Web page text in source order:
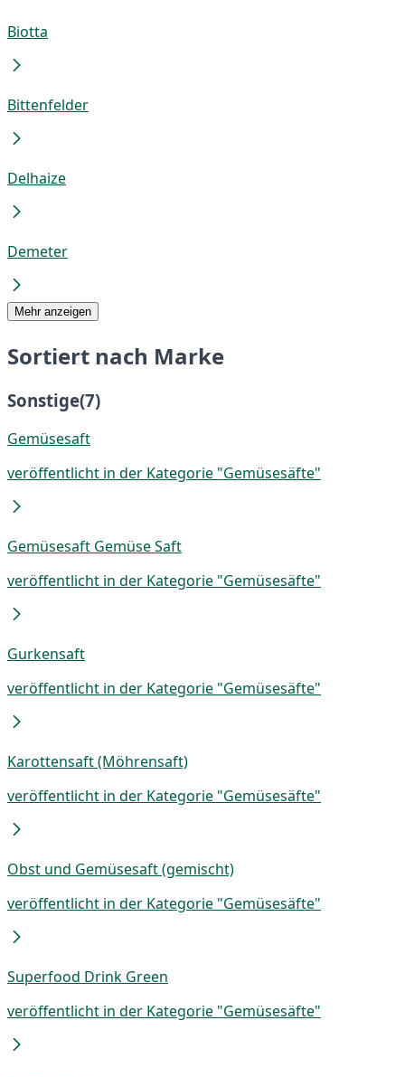
Biotta
Bittenfelder
Delhaize
Demeter
Mehr anzeigen
Sortiert nach Marke
Sonstige(7)
Gemüsesaft
veröffentlicht in der Kategorie "Gemüsesäfte"
Gemüsesaft Gemüse Saft
veröffentlicht in der Kategorie "Gemüsesäfte"
Gurkensaft
veröffentlicht in der Kategorie "Gemüsesäfte"
Karottensaft (Möhrensaft)
veröffentlicht in der Kategorie "Gemüsesäfte"
Obst und Gemüsesaft (gemischt)
veröffentlicht in der Kategorie "Gemüsesäfte"
Superfood Drink Green
veröffentlicht in der Kategorie "Gemüsesäfte"